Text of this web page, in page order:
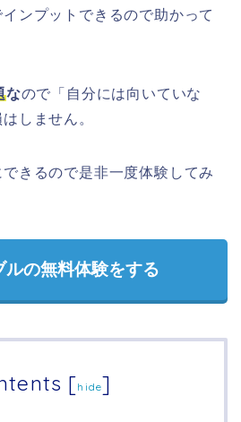
ンプットできるので助かって
なので「自分には向いていな
しません。
きるので是非一度体験してみ
ルの無料体験をする
[hide]